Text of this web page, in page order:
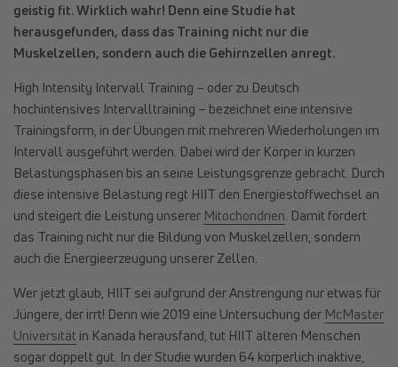
geistig fit. Wirklich wahr! Denn eine Studie hat
herausgefunden, dass das Training nicht nur die
Muskelzellen, sondern auch die Gehirnzellen anregt.
High Intensity Intervall Training – oder zu Deutsch
hochintensives Intervalltraining – bezeichnet eine intensive
Trainingsform, in der Übungen mit mehreren Wiederholungen im
Intervall ausgeführt werden. Dabei wird der Körper in kurzen
Belastungsphasen bis an seine Leistungsgrenze gebracht. Durch
diese intensive Belastung regt HIIT den Energiestoffwechsel an
und steigert die Leistung unserer Mitochondrien. Damit fördert
das Training nicht nur die Bildung von Muskelzellen, sondern
auch die Energieerzeugung unserer Zellen.
Wer jetzt glaub, HIIT sei aufgrund der Anstrengung nur etwas für
Jüngere, der irrt! Denn wie 2019 eine Untersuchung der McMaster
Universität in Kanada herausfand, tut HIIT älteren Menschen
sogar doppelt gut. In der Studie wurden 64 körperlich inaktive,